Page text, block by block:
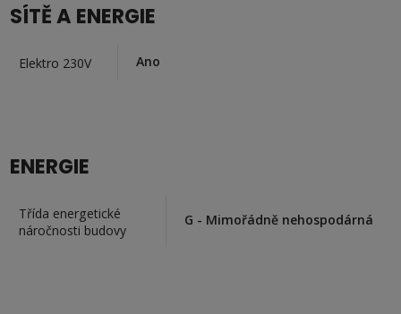
SÍTĚ A ENERGIE
Elektro 230V Ano
ENERGIE
Třída energetické
náročnosti budovy
G - Mimořádně nehospodárná